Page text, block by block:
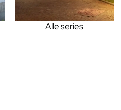
Alle series